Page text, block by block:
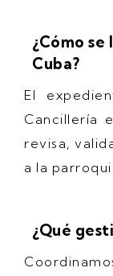
¿Cómo
Cuba?
El
Cancillería
revisa,
a la
¿Qué